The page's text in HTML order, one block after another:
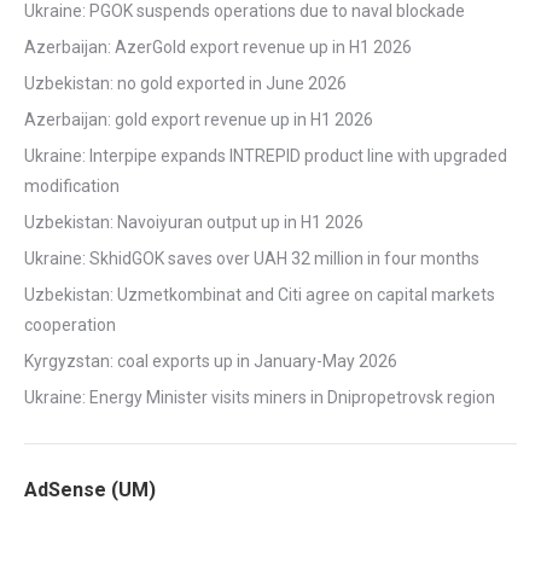
Ukraine: PGOK suspends operations due to naval blockade
Azerbaijan: AzerGold export revenue up in H1 2026
Uzbekistan: no gold exported in June 2026
Azerbaijan: gold export revenue up in H1 2026
Ukraine: Interpipe expands INTREPID product line with upgraded
modification
Uzbekistan: Navoiyuran output up in H1 2026
Ukraine: SkhidGOK saves over UAH 32 million in four months
Uzbekistan: Uzmetkombinat and Citi agree on capital markets
cooperation
Kyrgyzstan: coal exports up in January-May 2026
Ukraine: Energy Minister visits miners in Dnipropetrovsk region
AdSense (UM)